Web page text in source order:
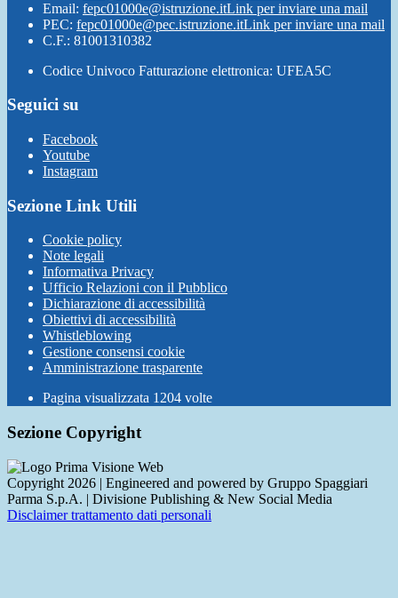
Email: fepc01000e@istruzione.itLink per inviare una mail
PEC: fepc01000e@pec.istruzione.itLink per inviare una mail
C.F.: 81001310382
Codice Univoco Fatturazione elettronica: UFEA5C
Seguici su
Facebook
Youtube
Instagram
Sezione Link Utili
Cookie policy
Note legali
Informativa Privacy
Ufficio Relazioni con il Pubblico
Dichiarazione di accessibilità
Obiettivi di accessibilità
Whistleblowing
Gestione consensi cookie
Amministrazione trasparente
Pagina visualizzata 1204 volte
Sezione Copyright
Copyright 2026 | Engineered and powered by Gruppo Spaggiari
Parma S.p.A. | Divisione Publishing & New Social Media
Disclaimer trattamento dati personali